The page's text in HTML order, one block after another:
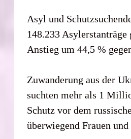
Asyl und
148.233 Asylerstanträge
Anstieg um 44,5 %
Zuwanderung aus der
suchten mehr als 1
Schutz vor dem
überwiegend Frauen